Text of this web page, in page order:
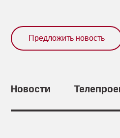
Предложить новость
Новости